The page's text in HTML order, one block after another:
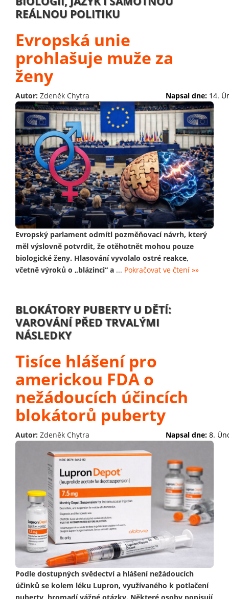
REÁLNOU POLITIKU
Evropská unie
prohlašuje muže za
ženy
Autor: Zdeněk Chytra Napsal dne: 14.
Evropský parlament odmítl pozměňovací návrh, který
měl výslovně potvrdit, že otěhotnět mohou pouze
biologické ženy. Hlasování vyvolalo ostré reakce,
včetně výroků o „blázinci“ a ... Pokračovat ve čtení »»
BLOKÁTORY PUBERTY U DĚTÍ:
VAROVÁNÍ PŘED TRVALÝMI
NÁSLEDKY
Tisíce hlášení pro
americkou FDA o
nežádoucích účincích
blokátorů puberty
Autor: Zdeněk Chytra Napsal dne: 8.
Podle dostupných svědectví a hlášení nežádoucích
účinků se kolem léku Lupron, využívaného k potlačení